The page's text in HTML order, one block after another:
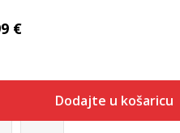
€
Dodajte u košaricu